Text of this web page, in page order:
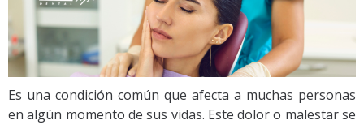
Es una condición común que afecta a muchas personas
en algún momento de sus vidas. Este dolor o malestar se